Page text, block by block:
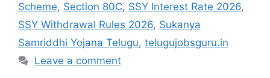
Scheme, Section 80C, SSY Interest Rate 2026,
SSY Withdrawal Rules 2026, Sukanya
Samriddhi Yojana Telugu, telugujobsguru.in
Leave a comment